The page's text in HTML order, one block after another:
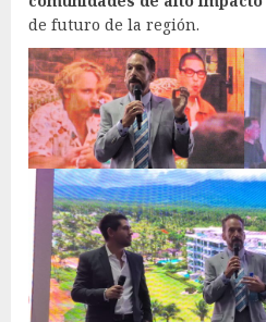
de futuro de la región.